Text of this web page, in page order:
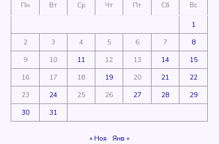
Пн Вт Ср Чт Пт Сб Вс
1
2
3 4 5 6 7
8
9
10 11 12 13 14
15
16
17 18 19 20 21
22
23
24 25 26 27 28
29
30
31
« Ноя Янв »